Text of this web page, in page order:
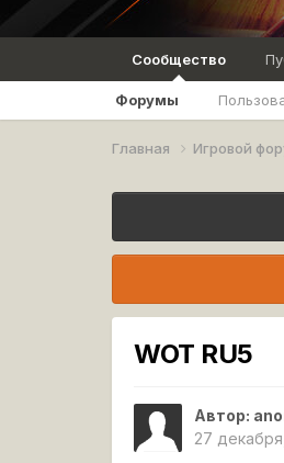
Сообщество
Форумы
Главная Игровой
WOT RU5
Автор:
27